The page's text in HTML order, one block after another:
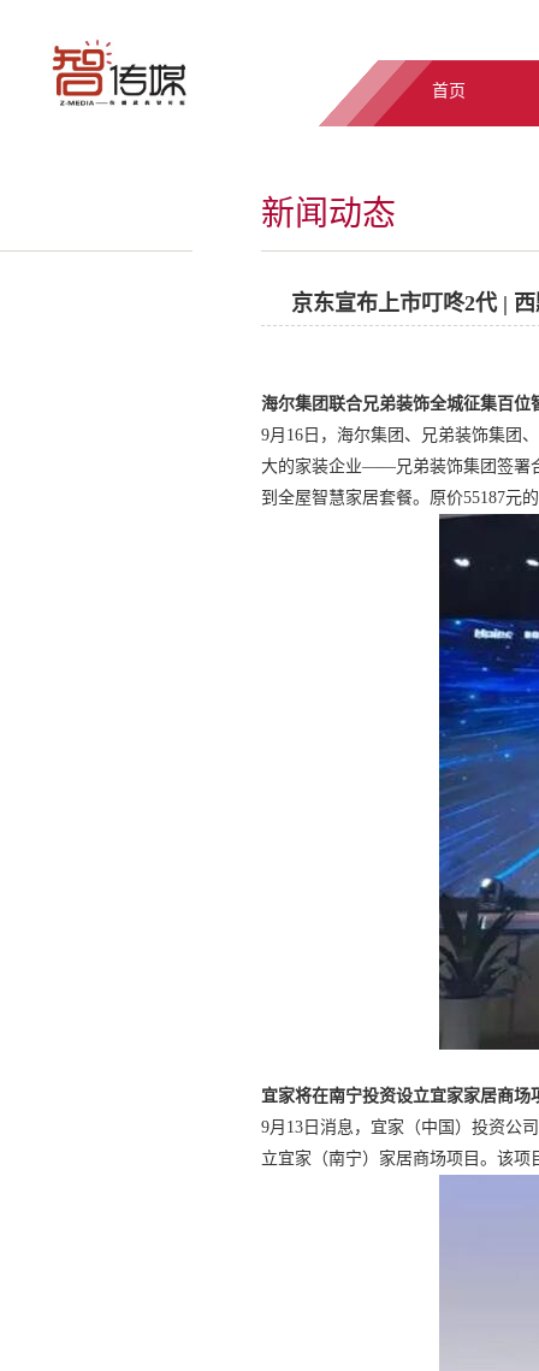
首页
新闻动态
京东宣布上市叮咚2代 |
海尔集团联合兄弟装饰全城征集百位
9月16日，海尔集团、兄弟装饰集团
大的家装企业——兄弟装饰集团签署
到全屋智慧家居套餐。原价55187元
宜家将在南宁投资设立宜家家居商场
9月13日消息，宜家（中国）投资公
立宜家（南宁）家居商场项目。该项